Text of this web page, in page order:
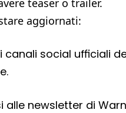
aggiornati:
canali social ufficiali
alle newsletter di